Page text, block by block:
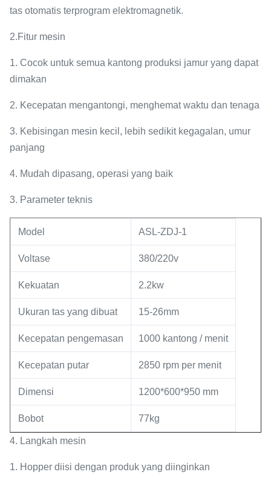
tas otomatis terprogram elektromagnetik.
2.Fitur mesin
1. Cocok untuk semua kantong produksi jamur yang dapat
dimakan
2. Kecepatan mengantongi, menghemat waktu dan tenaga
3. Kebisingan mesin kecil, lebih sedikit kegagalan, umur
panjang
4. Mudah dipasang, operasi yang baik
3. Parameter teknis
Model ASL-ZDJ-1
Voltase 380/220v
Kekuatan 2.2kw
Ukuran tas yang dibuat 15-26mm
Kecepatan pengemasan 1000 kantong / menit
Kecepatan putar 2850 rpm per menit
Dimensi 1200*600*950 mm
Bobot 77kg
4. Langkah mesin
1. Hopper diisi dengan produk yang diinginkan